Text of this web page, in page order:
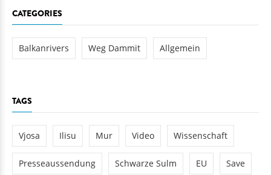
CATEGORIES
Balkanrivers Weg Dammit Allgemein
TAGS
Vjosa Ilisu Mur Video Wissenschaft
Presseaussendung Schwarze Sulm EU Save